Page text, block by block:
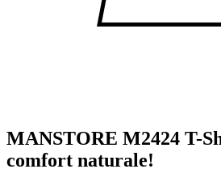
MANSTORE M2424 T-
comfort naturale!